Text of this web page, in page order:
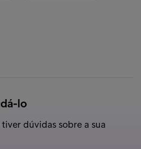
lo
dúvidas sobre a sua